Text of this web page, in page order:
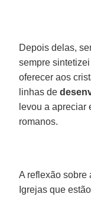
Depois delas,
sempre
oferecer aos
linhas de
levou a apreciar
romanos.
A reflexão sobre
Igrejas que